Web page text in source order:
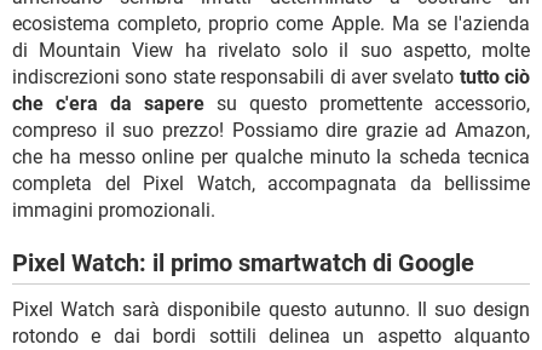
ecosistema completo, proprio come Apple. Ma se l'azienda
di Mountain View ha rivelato solo il suo aspetto, molte
indiscrezioni sono state responsabili di aver svelato tutto ciò
che c'era da sapere su questo promettente accessorio,
compreso il suo prezzo! Possiamo dire grazie ad Amazon,
che ha messo online per qualche minuto la scheda tecnica
completa del Pixel Watch, accompagnata da bellissime
immagini promozionali.
Pixel Watch: il primo smartwatch di Google
Pixel Watch sarà disponibile questo autunno. Il suo design
rotondo e dai bordi sottili delinea un aspetto alquanto